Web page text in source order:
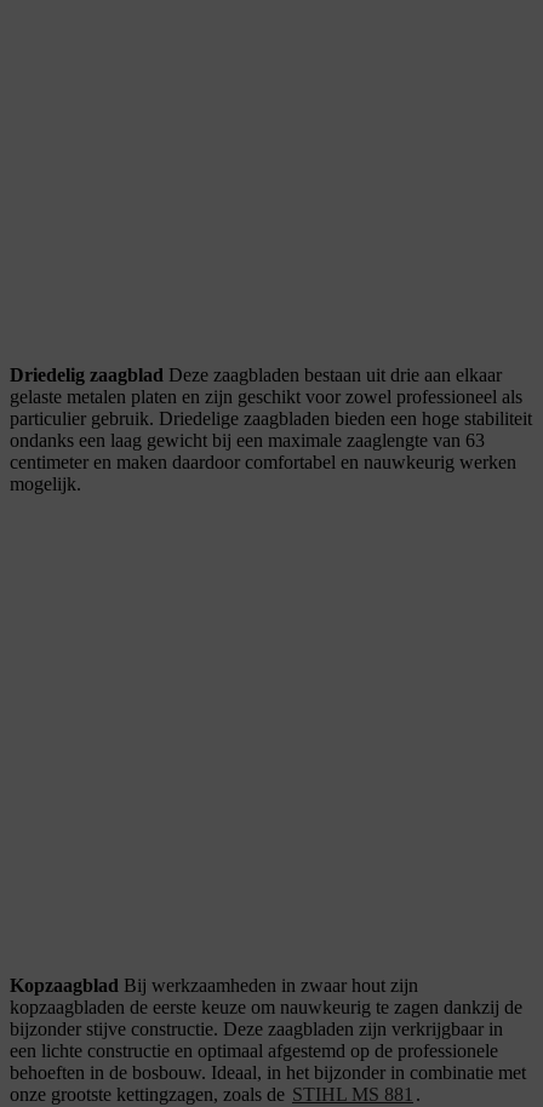
Driedelig zaagblad Deze zaagbladen bestaan uit drie aan elkaar
gelaste metalen platen en zijn geschikt voor zowel professioneel als
particulier gebruik. Driedelige zaagbladen bieden een hoge stabiliteit
ondanks een laag gewicht bij een maximale zaaglengte van 63
centimeter en maken daardoor comfortabel en nauwkeurig werken
mogelijk.
Kopzaagblad Bij werkzaamheden in zwaar hout zijn
kopzaagbladen de eerste keuze om nauwkeurig te zagen dankzij de
bijzonder stijve constructie. Deze zaagbladen zijn verkrijgbaar in
een lichte constructie en optimaal afgestemd op de professionele
behoeften in de bosbouw. Ideaal, in het bijzonder in combinatie met
onze grootste kettingzagen, zoals de STIHL MS 881 .